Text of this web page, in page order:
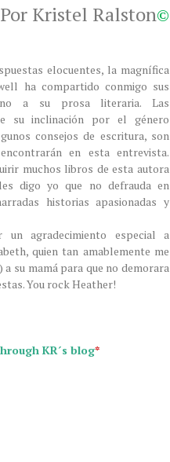
Por Kristel Ralston©
elocuentes, la magnífica
ha compartido conmigo sus
a su prosa literaria. Las
su inclinación por el género
consejos de escritura, son
en esta entrevista.
muchos libros de esta autora
digo yo que no defrauda en
historias apasionadas y
un agradecimiento especial a
quien tan amablemente me
su mamá para que no demorara
You rock Heather!
KR´s blog*